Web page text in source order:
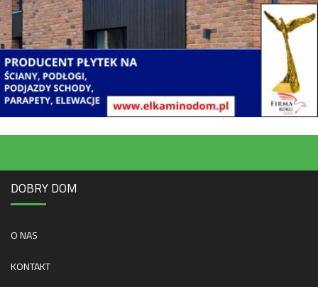
DOBRY DOM
O NAS
KONTAKT